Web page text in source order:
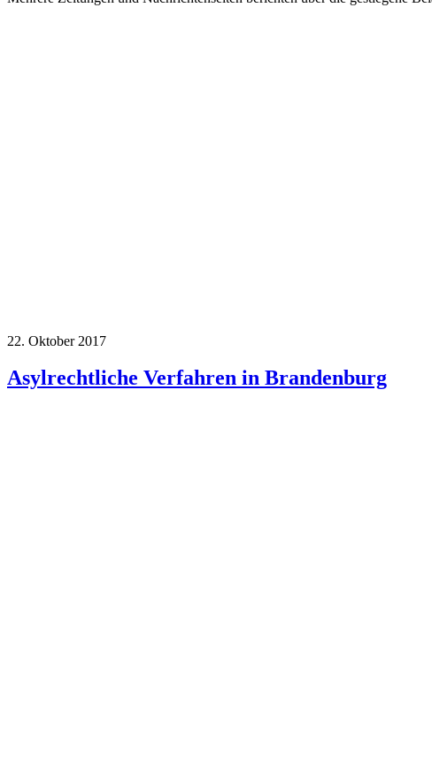
22. Oktober 2017
Asylrechtliche Verfahren in Brandenburg